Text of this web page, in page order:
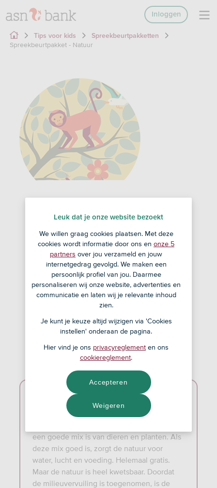
Inloggen
Tips voor kids Spreekbeurtpakketten
Spreekbeurtpakket - Natuur
De lucht die je inademt. Het water dat je
drinkt. Het voedsel dat je eet. Zonder
biodiversiteit zouden ze er niet zijn. We
moeten de biodiversiteit blijven
beschermen anders sterven dieren en
planten uit. En ook de opwarming van de
Vraag aan de klas: wie kent het
woord biodiversiteit?
een goede mix is van dieren en planten. Als
deze mix goed is, zorgt de natuur voor
water, lucht en voeding. Helemaal gratis.
Maar de natuur is heel kwetsbaar. Doordat
de milieuvervuiling is toegenomen, is de
Leuk dat je onze website bezoekt
We willen graag cookies plaatsen. Met deze
cookies wordt informatie door ons en onze 5
partners over jou verzameld en jouw
internetgedrag gevolgd. We maken een
persoonlijk profiel van jou. Daarmee
personaliseren wij onze website, advertenties en
communicatie en laten wij je relevante inhoud
zien.
Je kunt je keuze altijd wijzigen via 'Cookies
instellen' onderaan de pagina.
Hier vind je ons privacyreglement en ons
cookiereglement.
Weigeren
Accepteren